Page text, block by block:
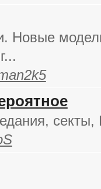
Новые